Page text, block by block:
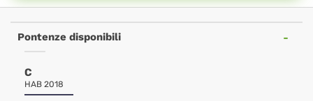
Pontenze disponibili
C
HAB 2018